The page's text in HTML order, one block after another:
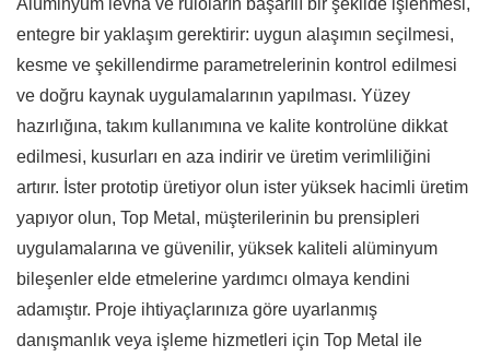
Alüminyum levha ve ruloların başarılı bir şekilde işlenmesi,
entegre bir yaklaşım gerektirir: uygun alaşımın seçilmesi,
kesme ve şekillendirme parametrelerinin kontrol edilmesi
ve doğru kaynak uygulamalarının yapılması. Yüzey
hazırlığına, takım kullanımına ve kalite kontrolüne dikkat
edilmesi, kusurları en aza indirir ve üretim verimliliğini
artırır. İster prototip üretiyor olun ister yüksek hacimli üretim
yapıyor olun, Top Metal, müşterilerinin bu prensipleri
uygulamalarına ve güvenilir, yüksek kaliteli alüminyum
bileşenler elde etmelerine yardımcı olmaya kendini
adamıştır. Proje ihtiyaçlarınıza göre uyarlanmış
danışmanlık veya işleme hizmetleri için Top Metal ile